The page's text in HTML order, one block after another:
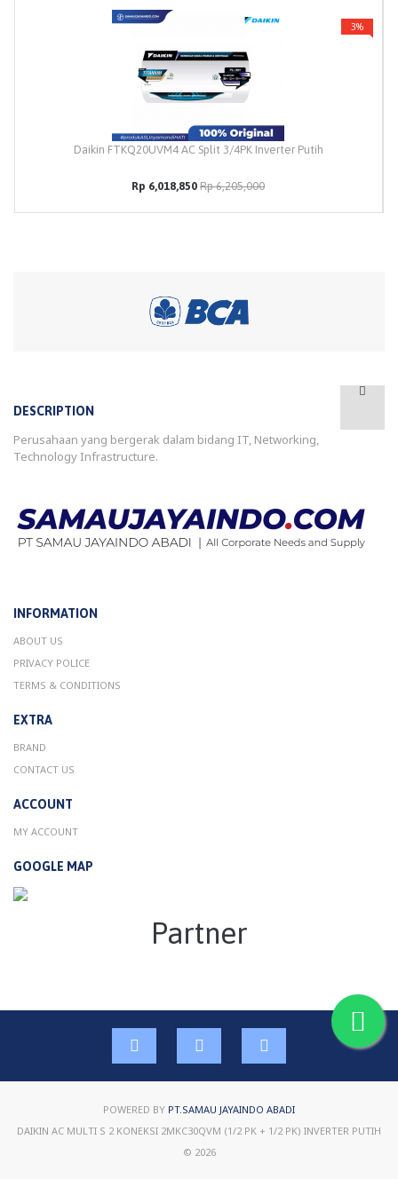
3%
Daikin FTKQ20UVM4 AC Split 3/4PK Inverter Putih
Rp 6,018,850 Rp 6,205,000
DESCRIPTION
Perusahaan yang bergerak dalam bidang IT, Networking,
Technology Infrastructure.
INFORMATION
ABOUT US
PRIVACY POLICE
TERMS & CONDITIONS
EXTRA
BRAND
CONTACT US
ACCOUNT
MY ACCOUNT
GOOGLE MAP
Partner
POWERED BY PT.SAMAU JAYAINDO ABADI
DAIKIN AC MULTI S 2 KONEKSI 2MKC30QVM (1/2 PK + 1/2 PK) INVERTER PUTIH
© 2026